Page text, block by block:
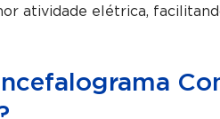
atividade elétrica,